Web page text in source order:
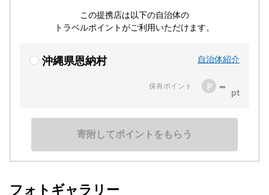
この提携店は以下の自治体の
トラベルポイントがご利用いただけます。
沖縄県恩納村 自治体紹介
保有ポイント -
寄附してポイントをもらう
フォトギャラリー